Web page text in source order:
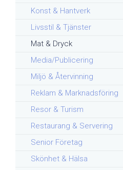
Konst & Hantverk
Livsstil & Tjänster
Mat & Dryck
Media/Publicering
Miljö & Återvinning
Reklam & Marknadsföring
Resor & Turism
Restaurang & Servering
Senior Företag
Skönhet & Hälsa